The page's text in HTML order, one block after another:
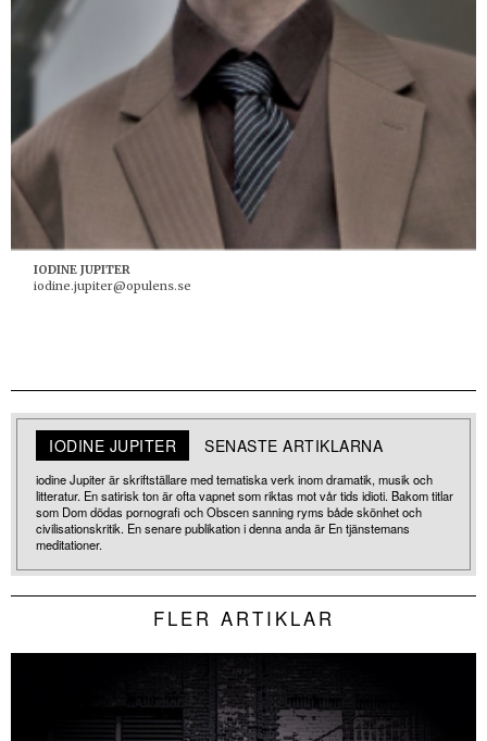
IODINE JUPITER
iodine.jupiter@opulens.se
IODINE JUPITER SENASTE ARTIKLARNA
iodine Jupiter är skriftställare med tematiska verk inom dramatik, musik och
litteratur. En satirisk ton är ofta vapnet som riktas mot vår tids idioti. Bakom titlar
som Dom dödas pornografi och Obscen sanning ryms både skönhet och
civilisationskritik. En senare publikation i denna anda är En tjänstemans
meditationer.
FLER ARTIKLAR